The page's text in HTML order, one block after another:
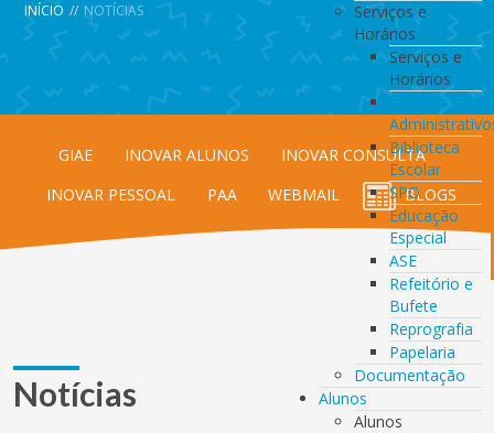
Serviços e
Horários
Serviços e
Horários
Serviços
Biblioteca
Escolar
SPO
Educação
Especial
ASE
Refeitório e
Bufete
Reprografia
Papelaria
Documentação
Alunos
Alunos
INÍCIO // NOTÍCIAS
GIAE INOVAR ALUNOS
INOVAR CONSULTA
INOVAR PESSOAL
PAA WEBMAIL BLOGS
Notícias